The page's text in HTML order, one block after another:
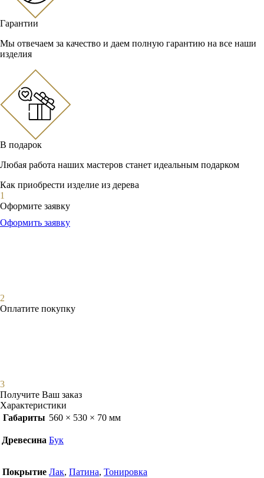
Гарантии
Мы отвечаем за качество и даем полную гарантию на все наши
изделия
В подарок
Любая работа наших мастеров станет идеальным подарком
Как приобрести изделие из дерева
1
Оформите заявку
Оформить заявку
2
Оплатите покупку
3
Получите Ваш заказ
Характеристики
Габариты 560 × 530 × 70 мм
Древесина Бук
Покрытие Лак, Патина, Тонировка